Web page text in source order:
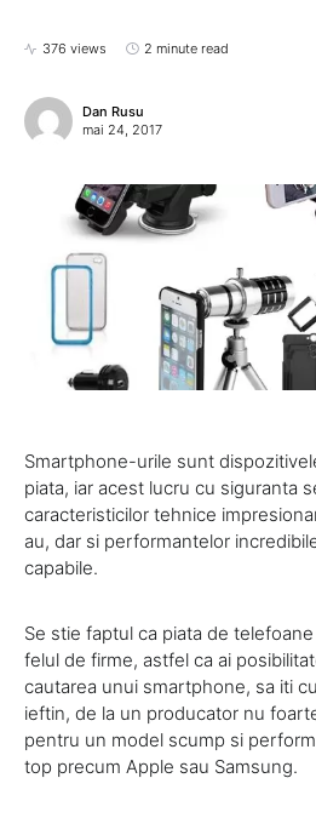
376 views 2 minute read
Dan Rusu
mai 24, 2017
Smartphone-urile sunt
piata, iar acest lucru cu siguranta
caracteristicilor tehnice
au, dar si performantelor
capabile.
Se stie faptul ca piata de
felul de firme, astfel ca ai
cautarea unui smartphone, sa iti
ieftin, de la un producator nu
pentru un model scump si
top precum Apple sau Samsung.